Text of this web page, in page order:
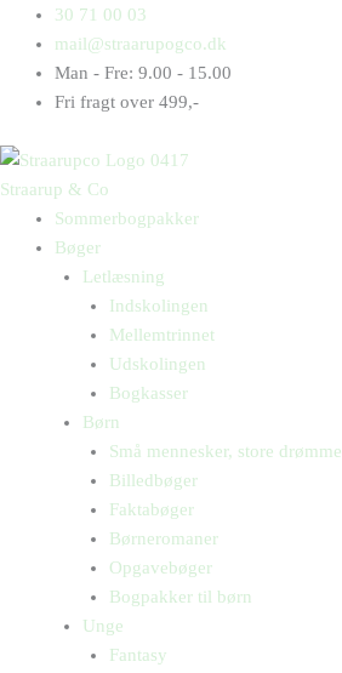
indholdet
30 71 00 03
mail@straarupogco.dk
Man - Fre: 9.00 - 15.00
Fri fragt over 499,-
Straarup & Co
Sommerbogpakker
Bøger
Letlæsning
Indskolingen
Mellemtrinnet
Udskolingen
Bogkasser
Børn
Små mennesker, store drømme
Billedbøger
Faktabøger
Børneromaner
Opgavebøger
Bogpakker til børn
Unge
Fantasy
Products
search
Products
search